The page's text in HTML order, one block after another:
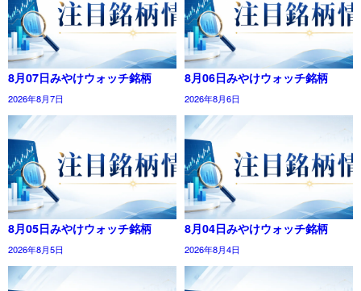
8月07日みやけウォッチ銘柄
2026年8月7日
8月06日みやけウォッチ銘柄
2026年8月6日
8月05日みやけウォッチ銘柄
2026年8月5日
8月04日みやけウォッチ銘柄
2026年8月4日